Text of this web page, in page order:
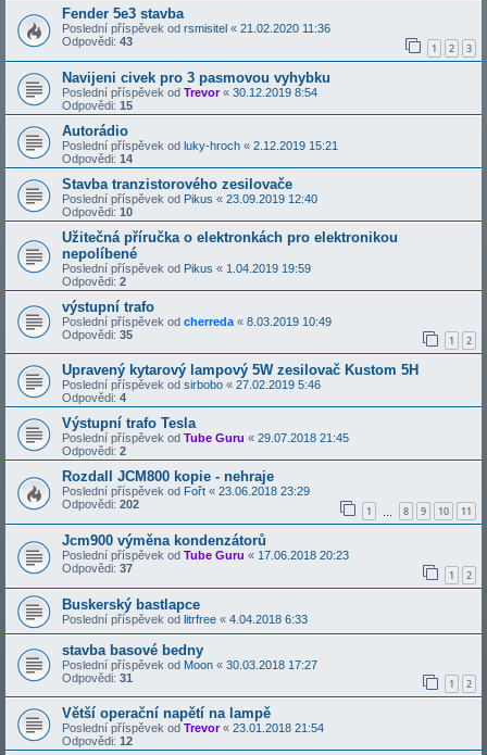
Fender 5e3 stavba
Poslední příspěvek od rsmisitel « 21.02.2020 11:36
Odpovědi: 43 1 2 3
Navijeni civek pro 3 pasmovou vyhybku
Poslední příspěvek od Trevor« 30.12.2019 8:54
Odpovědi: 15
Autorádio
Poslední příspěvek od luky-hroch « 2.12.2019 15:21
Odpovědi: 14
Stavba tranzistorového zesilovače
Poslední příspěvek od Pikus « 23.09.2019 12:40
Odpovědi: 10
Užitečná příručka o elektronkách pro elektronikou
nepolíbené
Poslední příspěvek od Pikus « 1.04.2019 19:59
Odpovědi: 2
výstupní trafo
Poslední příspěvek od cherreda « 8.03.2019 10:49
Odpovědi: 35 1 2
Upravený kytarový lampový 5W zesilovač Kustom 5H
Poslední příspěvek od sirbobo « 27.02.2019 5:46
Odpovědi: 4
Výstupní trafo Tesla
Poslední příspěvek od Tube Guru « 29.07.2018 21:45
Odpovědi: 2
Rozdall JCM800 kopie - nehraje
Poslední příspěvek od Fořt « 23.06.2018 23:29
Odpovědi: 202 1 8 9 10 11
Jcm900 výměna kondenzátorů
Poslední příspěvek od Tube Guru « 17.06.2018 20:23
Odpovědi: 37 1 2
Buskerský bastlapce
Poslední příspěvek od litrfree « 4.04.2018 6:33
stavba basové bedny
Poslední příspěvek od Moon « 30.03.2018 17:27
Odpovědi: 31 1 2
Větší operační napětí na lampě
Poslední příspěvek od Trevor« 23.01.2018 21:54
Odpovědi: 12